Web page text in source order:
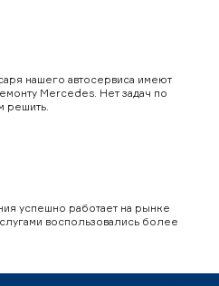
нашего автосервиса имеют
Mercedes. Нет задач по
решить.
успешно работает на рынке
воспользовались более